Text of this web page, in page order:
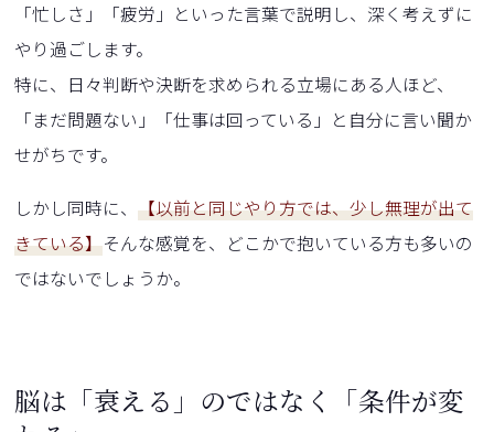
「忙しさ」「疲労」といった言葉で説明し、深く考えずに
やり過ごします。
特に、日々判断や決断を求められる立場にある人ほど、
「まだ問題ない」「仕事は回っている」と自分に言い聞か
せがちです。
しかし同時に、【以前と同じやり方では、少し無理が出て
きている】そんな感覚を、どこかで抱いている方も多いの
ではないでしょうか。
脳は「衰える」のではなく「条件が変